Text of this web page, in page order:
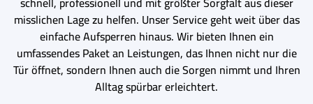
misslichen Lage zu helfen. Unser Service geht weit über das
einfache Aufsperren hinaus. Wir bieten Ihnen ein
umfassendes Paket an Leistungen, das Ihnen nicht nur die
Tür öffnet, sondern Ihnen auch die Sorgen nimmt und Ihren
Alltag spürbar erleichtert.